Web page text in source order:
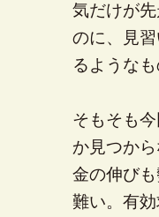
気だけが
のに、見
るような
そもそも
か見つか
金の伸び
難い。有